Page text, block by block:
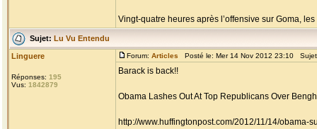
Vingt-quatre heures après l’offensive sur Goma, les
Sujet: Lu Vu Entendu
Linguere
Réponses: 195
Vus: 1842879
Forum: Articles Posté le: Mer 14 Nov 2012 23:10
Barack is back!!
Obama Lashes Out At Top Republicans Over
http://www.huffingtonpost.com/2012/11/14/obama-